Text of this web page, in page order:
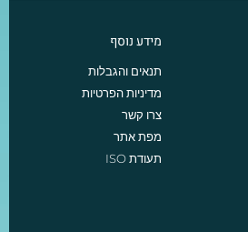
מידע נוסף
תנאים והגבלות
מדיניות הפרטיות
צרו קשר
מפת אתר
תעודת ISO